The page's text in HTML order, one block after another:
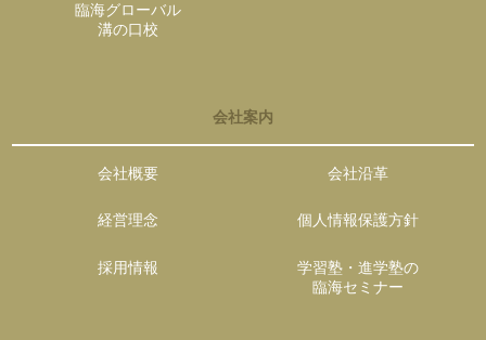
臨海グローバル
溝の口校
会社案内
会社概要 会社沿革
経営理念 個人情報保護方針
採用情報
学習塾・進学塾の
臨海セミナー